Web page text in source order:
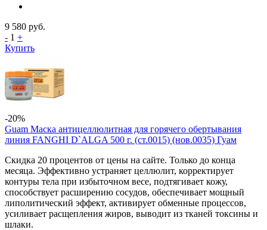
9 580 руб.
- 1 +
Купить
-20%
Guam Маска антицеллюлитная для горячего обертывания
линия FANGHI D`ALGA 500 г. (ст.0015) (нов.0035) Гуам
Скидка 20 процентов от цены на сайте. Только до конца
месяца. Эффективно устраняет целлюлит, корректирует
контуры тела при избыточном весе, подтягивает кожу,
способствует расширению сосудов, обеспечивает мощный
липолитический эффект, активирует обменные процессов,
усиливает расщепления жиров, выводит из тканей токсины и
шлаки.